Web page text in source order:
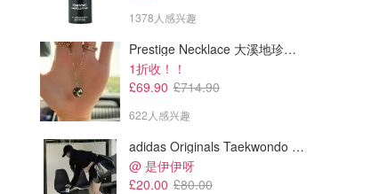
£118.00
lululemon Softstreme Half-Zip 长款上衣
类似款@ 出租车司机王宝强
lululemon
£79.00
@姚～
lululemon
1378人感兴趣
Prestige Necklace 大溪地珍珠项链 10-11mm
1折收！！
£69.90 £714.90
622人感兴趣
adidas Originals Taekwondo 女款黑色运动鞋
@ 是伊伊呀
£20.00 £80.00